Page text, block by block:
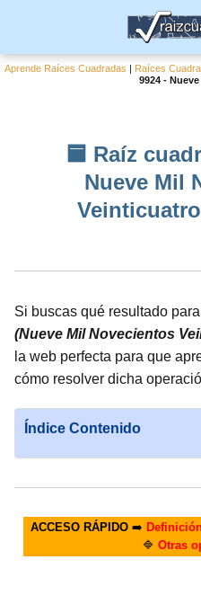
Aprende Raíces Cuadradas | Raíces
9924 -
🟦 Raíz
Nueve Mil
Veinticuatro
Si buscas qué resultado para
(Nueve Mil Novecientos
la web perfecta para que
cómo resolver dicha
Índice Contenido
ACCESO RÁPIDO➡️
🔷 Otras